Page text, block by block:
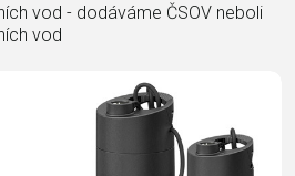
vod - dodáváme ČSOV neboli
vod